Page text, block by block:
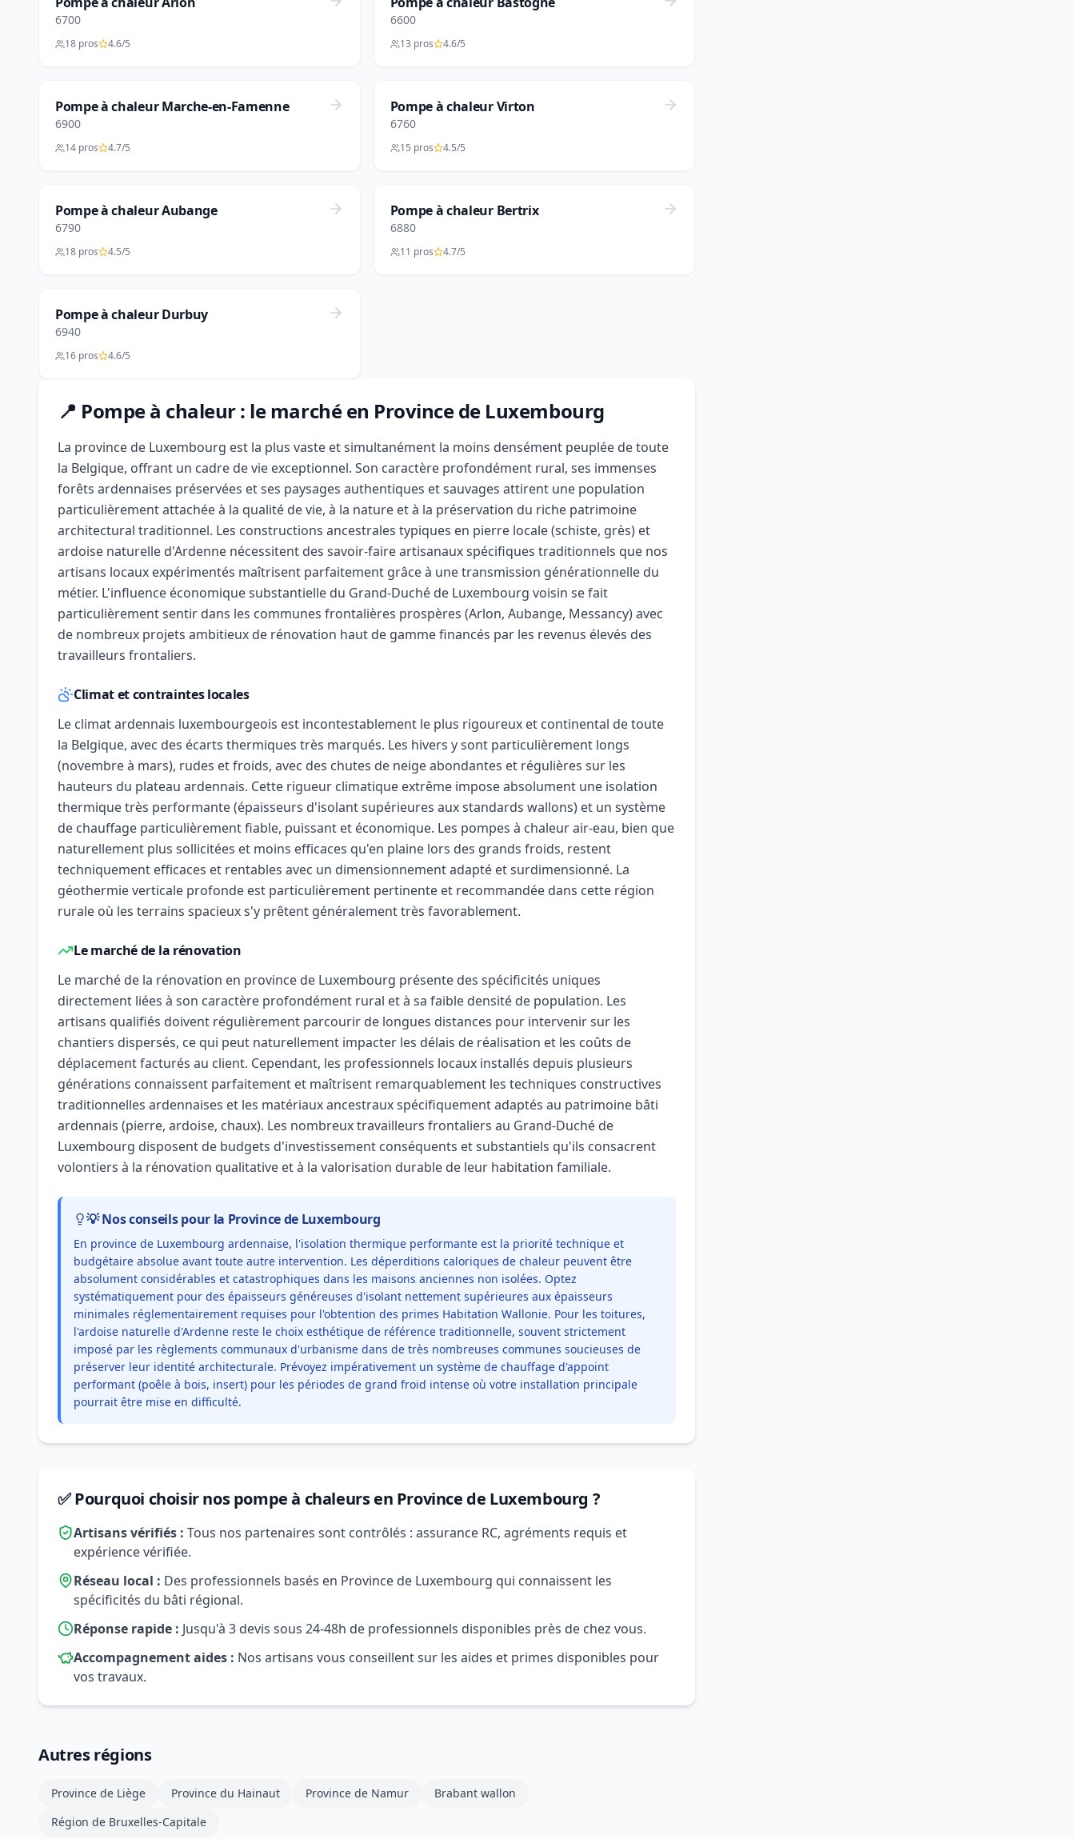
6700
18 pros 4.6/5
6600
13 pros 4.6/5
Pompe à chaleur Marche-en-Famenne
6900
14 pros 4.7/5
Pompe à chaleur Virton
6760
15 pros 4.5/5
Pompe à chaleur Aubange
6790
18 pros 4.5/5
Pompe à chaleur Bertrix
6880
11 pros 4.7/5
Pompe à chaleur Durbuy
6940
16 pros 4.6/5
📍 Pompe à chaleur : le marché en Province de Luxembourg
La province de Luxembourg est la plus vaste et simultanément la moins densément peuplée de toute
la Belgique, offrant un cadre de vie exceptionnel. Son caractère profondément rural, ses immenses
forêts ardennaises préservées et ses paysages authentiques et sauvages attirent une population
particulièrement attachée à la qualité de vie, à la nature et à la préservation du riche patrimoine
architectural traditionnel. Les constructions ancestrales typiques en pierre locale (schiste, grès) et
ardoise naturelle d'Ardenne nécessitent des savoir-faire artisanaux spécifiques traditionnels que nos
artisans locaux expérimentés maîtrisent parfaitement grâce à une transmission générationnelle du
métier. L'influence économique substantielle du Grand-Duché de Luxembourg voisin se fait
particulièrement sentir dans les communes frontalières prospères (Arlon, Aubange, Messancy) avec
de nombreux projets ambitieux de rénovation haut de gamme financés par les revenus élevés des
travailleurs frontaliers.
Climat et contraintes locales
Le climat ardennais luxembourgeois est incontestablement le plus rigoureux et continental de toute
la Belgique, avec des écarts thermiques très marqués. Les hivers y sont particulièrement longs
(novembre à mars), rudes et froids, avec des chutes de neige abondantes et régulières sur les
hauteurs du plateau ardennais. Cette rigueur climatique extrême impose absolument une isolation
thermique très performante (épaisseurs d'isolant supérieures aux standards wallons) et un système
de chauffage particulièrement fiable, puissant et économique. Les pompes à chaleur air-eau, bien que
naturellement plus sollicitées et moins efficaces qu'en plaine lors des grands froids, restent
techniquement efficaces et rentables avec un dimensionnement adapté et surdimensionné. La
géothermie verticale profonde est particulièrement pertinente et recommandée dans cette région
rurale où les terrains spacieux s'y prêtent généralement très favorablement.
Le marché de la rénovation
Le marché de la rénovation en province de Luxembourg présente des spécificités uniques
directement liées à son caractère profondément rural et à sa faible densité de population. Les
artisans qualifiés doivent régulièrement parcourir de longues distances pour intervenir sur les
chantiers dispersés, ce qui peut naturellement impacter les délais de réalisation et les coûts de
déplacement facturés au client. Cependant, les professionnels locaux installés depuis plusieurs
générations connaissent parfaitement et maîtrisent remarquablement les techniques constructives
traditionnelles ardennaises et les matériaux ancestraux spécifiquement adaptés au patrimoine bâti
ardennais (pierre, ardoise, chaux). Les nombreux travailleurs frontaliers au Grand-Duché de
Luxembourg disposent de budgets d'investissement conséquents et substantiels qu'ils consacrent
volontiers à la rénovation qualitative et à la valorisation durable de leur habitation familiale.
💡 Nos conseils pour la Province de Luxembourg
En province de Luxembourg ardennaise, l'isolation thermique performante est la priorité technique et
budgétaire absolue avant toute autre intervention. Les déperditions caloriques de chaleur peuvent être
absolument considérables et catastrophiques dans les maisons anciennes non isolées. Optez
systématiquement pour des épaisseurs généreuses d'isolant nettement supérieures aux épaisseurs
minimales réglementairement requises pour l'obtention des primes Habitation Wallonie. Pour les toitures,
l'ardoise naturelle d'Ardenne reste le choix esthétique de référence traditionnelle, souvent strictement
imposé par les règlements communaux d'urbanisme dans de très nombreuses communes soucieuses de
préserver leur identité architecturale. Prévoyez impérativement un système de chauffage d'appoint
performant (poêle à bois, insert) pour les périodes de grand froid intense où votre installation principale
pourrait être mise en difficulté.
✅ Pourquoi choisir nos pompe à chaleurs en Province de Luxembourg ?
Artisans vérifiés : Tous nos partenaires sont contrôlés : assurance RC, agréments requis et
expérience vérifiée.
Réseau local : Des professionnels basés en Province de Luxembourg qui connaissent les
spécificités du bâti régional.
Réponse rapide : Jusqu'à 3 devis sous 24-48h de professionnels disponibles près de chez vous.
Accompagnement aides : Nos artisans vous conseillent sur les aides et primes disponibles pour
vos travaux.
Autres régions
Province de Liège Province du Hainaut Province de Namur
Brabant wallon
Région de Bruxelles-Capitale